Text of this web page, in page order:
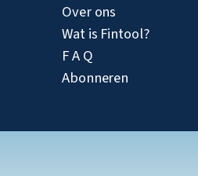
Over ons
Wat is Fintool?
F A Q
Abonneren